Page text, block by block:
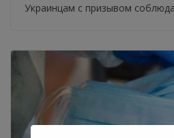
Украинцам с призывом